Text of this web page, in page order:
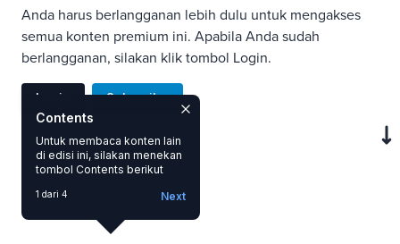
Anda harus berlangganan lebih dulu untuk mengakses
semua konten premium ini. Apabila Anda sudah
berlangganan, silakan klik tombol Login.
Login Subscribe
Contents
Untuk membaca konten lain
di edisi ini, silakan menekan
tombol Contents berikut
1 dari 4 Next